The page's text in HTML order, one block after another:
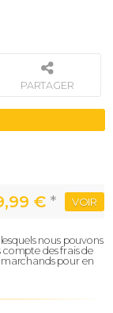
PARTAGER
€ * VOIR
nous pouvons
compte des frais de
marchands pour en